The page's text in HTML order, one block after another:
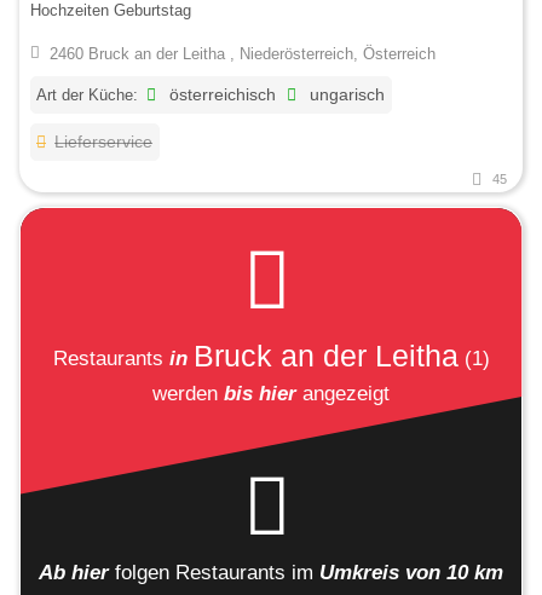
Hochzeiten Geburtstag
2460 Bruck an der Leitha , Niederösterreich, Österreich
Art der Küche: österreichisch ungarisch
Lieferservice
45
Restaurants in Bruck an der Leitha (1)
werden bis hierangezeigt
Ab hier folgen Restaurants im Umkreis von 10 km